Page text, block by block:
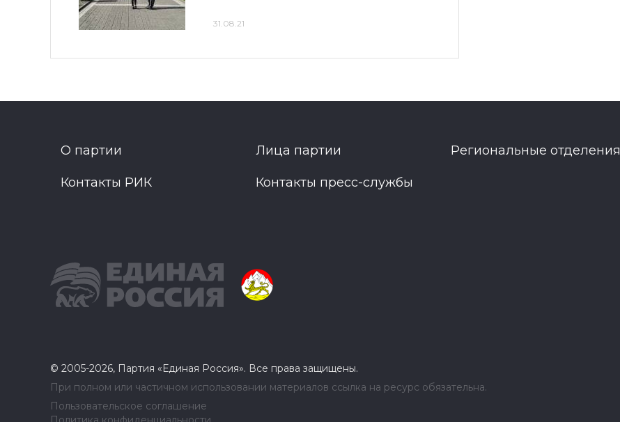
31.08.21
О партии Лица партии Региональные отделения
Контакты РИК Контакты пресс-службы
© 2005-2026, Партия «Единая Россия». Все права защищены.
При полном или частичном использовании материалов ссылка на ресурс обязательна.
Пользовательское соглашение